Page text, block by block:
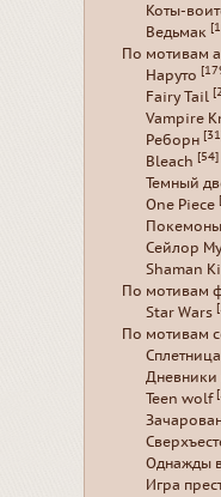
Коты-
Ведьмак
По мотивам
Наруто
Fairy Tail
Vampire
Реборн
Bleach [54]
Темный
One Piece
Покемоны
Сейлор
Shaman
По мотивам
Star Wars
По мотивам
Сплетница
Дневники
Teen wolf
Однажды
Игра